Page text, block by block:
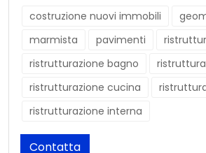
costruzione nuovi immobili
marmista
pavimenti
ristrutturazione bagno
ristrutturazione cucina
ristrutturazione interna
Contatta